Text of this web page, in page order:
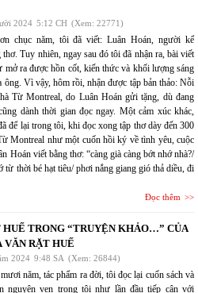
2024 5:12 CH (Xem: 22771)
chục năm, tôi đã viết: Luân Hoán, người kể
thơ. Tuy nhiên, ngay sau đó tôi đã nhận ra, bài viết
mở ra được hồn cốt, kiến thức và khối lượng sáng
ông. Vì vậy, hôm rồi, nhận được tập bản thảo: Nỗi
Từ Montreal, do Luân Hoán gửi tặng, dù đang
dành thời gian đọc ngay. Một cảm xúc khác,
để lại trong tôi, khi đọc xong tập thơ dày đến 300
Montreal như một cuốn hồi ký về tình yêu, cuộc
Hoán viết bằng thơ: “càng già càng bớt nhớ nhà?/
từ thời bé hạt tiêu/ phơi nắng giang gió thả diều, đi
Đọc thêm
HUẾ TRONG “TRUYỆN KHẢO…” CỦA
VĂN RẶT HUẾ
2024 9:48 SA (Xem: 26844)
năm, tác phẩm ra đời, tôi đọc lại cuốn sách và
nguyên vẹn trong tôi như lần đầu tiếp cận với